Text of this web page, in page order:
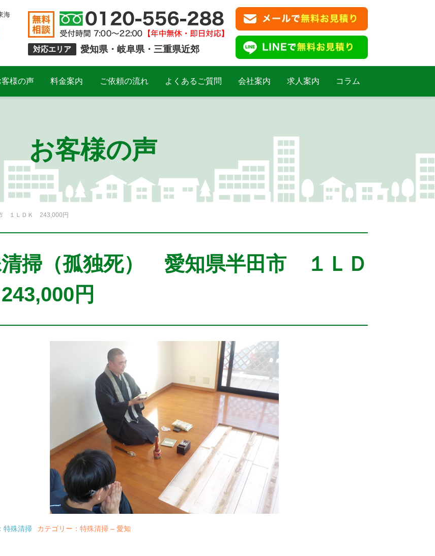
海
対応エリア 愛知県・岐阜県・三重県近郊
客様の声 料金案内 ご依頼の流れ よくあるご質問 会社案内 求人案内 コラム
お客様の声
１ＬＤＫ 243,000円
掃（孤独死） 愛知県半田市 １ＬＤ
円
特殊清掃 カテゴリー：特殊清掃 – 愛知